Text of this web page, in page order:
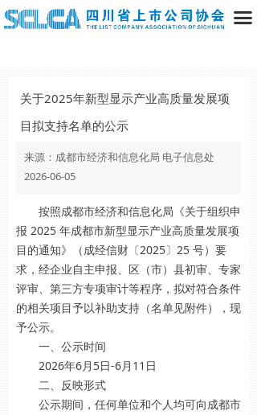
끀
关于2025年新型显示产业高质量发展项
目拟支持名单的公示
按照成都市经济和信息化局《关于组织申
报 2025 年成都市新型显示产业高质量发展项
目的通知》（成经信财〔2025〕25 号）要
求，经企业自主申报、区（市）县初审、专家
评审、第三方专项审计等程序，拟对符合条件
的相关项目予以补助支持（名单见附件），现
予公示。
一、公示时间
2026年6月5日-6月11日
二、反映形式
公示期间，任何单位和个人均可向成都市
来源：成都市经济和信息化局 电子信息处
2026-06-05